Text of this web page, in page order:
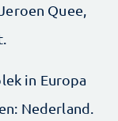
Quee,
in Europa
Nederland.